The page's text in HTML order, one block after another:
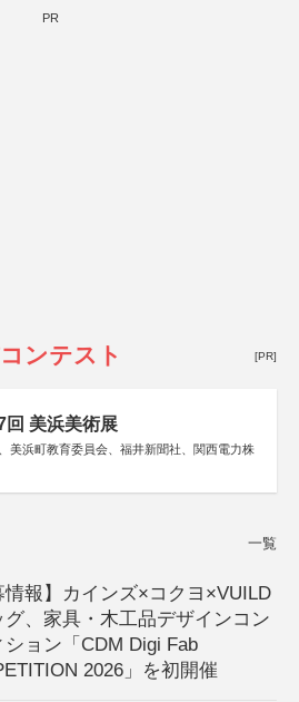
PR
ンテスト [PR]
回 美浜美術展
美浜町教育委員会、福井新聞社、関西電力株
一覧
情報】カインズ×コクヨ×VUILD
グ、家具・木工品デザインコン
ション「CDM Digi Fab
2026」を初開催